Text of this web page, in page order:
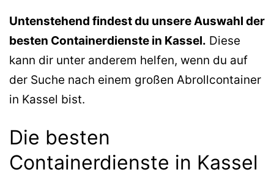
Untenstehend findest du unsere Auswahl der
besten Containerdienste in Kassel. Diese
kann dir unter anderem helfen, wenn du auf
der Suche nach einem großen Abrollcontainer
in Kassel bist.
Die besten
Containerdienste in Kassel